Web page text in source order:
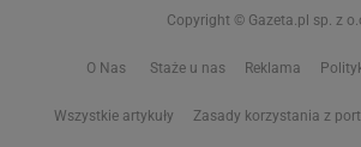
Copyright © Gazeta.pl sp. z
O Nas Staże u nas Reklama
Wszystkie artykuły Zasady korzystania z